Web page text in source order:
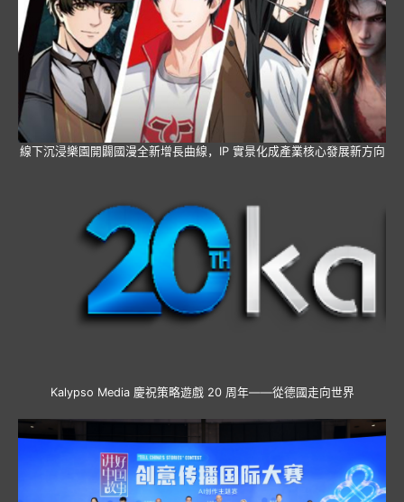
線下沉浸樂園開闢國漫全新增長曲線，IP 實景化成產業核心發展新方向
Kalypso Media 慶祝策略遊戲 20 周年——從德國走向世界